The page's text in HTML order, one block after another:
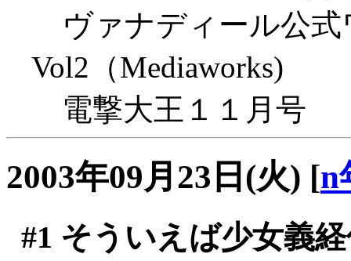
ヴァナディール公式
Vol2（Mediaworks)
電撃大王１１月号
2003年09月23日(火) [n
#1 そういえば少女義